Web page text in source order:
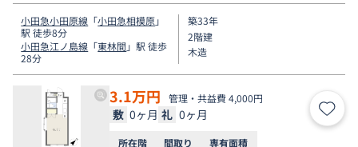
小田急小田原線 「小田急相模原」
駅 徒歩8分
小田急江ノ島線 「東林間 」駅 徒歩
28分
築33年
2階建
木造
3.1万円 管理・共益費 4,000円
敷 0ヶ月 礼 0ヶ月 お気
所在階 間取り 専有面積